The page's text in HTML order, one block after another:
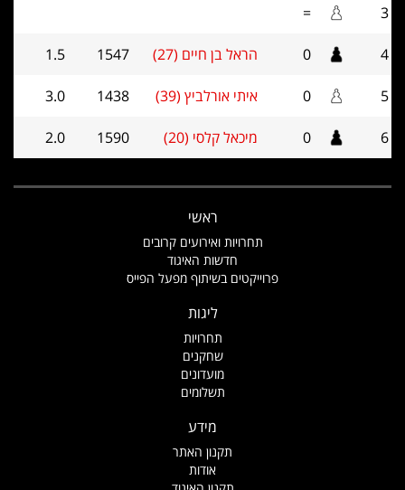
3
=
4
0 הראל בן חיים (27) 1547
1.5
5
0 איתי אורלביץ (39) 1438
3.0
6
0 מיכאל קלסי (20) 1590
2.0
ראשי
תחרויות ואירועים קרובים
חדשות האיגוד
פרוייקטים בשיתוף מפעל הפייס
ליגות
תחרויות
שחקנים
מועדונים
תשלומים
מידע
תקנון האתר
אודות